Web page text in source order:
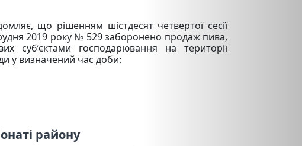
що рішенням шістдесят четвертої сесії
2019 року № 529 заборонено продаж пива,
суб’єктами господарювання на території
у визначений час доби:
району